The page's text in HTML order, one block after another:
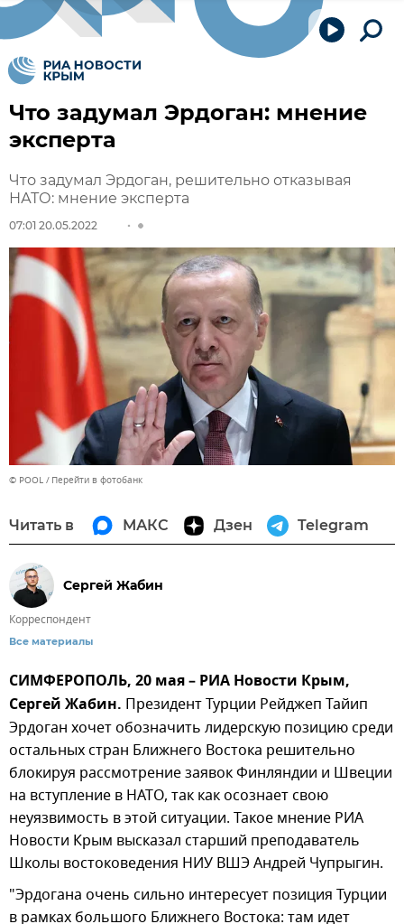
Что задумал Эрдоган: мнение
эксперта
Что задумал Эрдоган, решительно отказывая
НАТО: мнение эксперта
07:01 20.05.2022
© POOL Перейти в фотобанк
Читать в МАКС Дзен Telegram
Сергей Жабин
Корреспондент
Все материалы
СИМФЕРОПОЛЬ, 20 мая – РИА Новости Крым,
Сергей Жабин. Президент Турции Рейджеп Тайип
Эрдоган хочет обозначить лидерскую позицию среди
остальных стран Ближнего Востока решительно
блокируя рассмотрение заявок Финляндии и Швеции
на вступление в НАТО, так как осознает свою
неуязвимость в этой ситуации. Такое мнение РИА
Новости Крым высказал старший преподаватель
Школы востоковедения НИУ ВШЭ Андрей Чупрыгин.
"Эрдогана очень сильно интересует позиция Турции
в рамках большого Ближнего Востока: там идет